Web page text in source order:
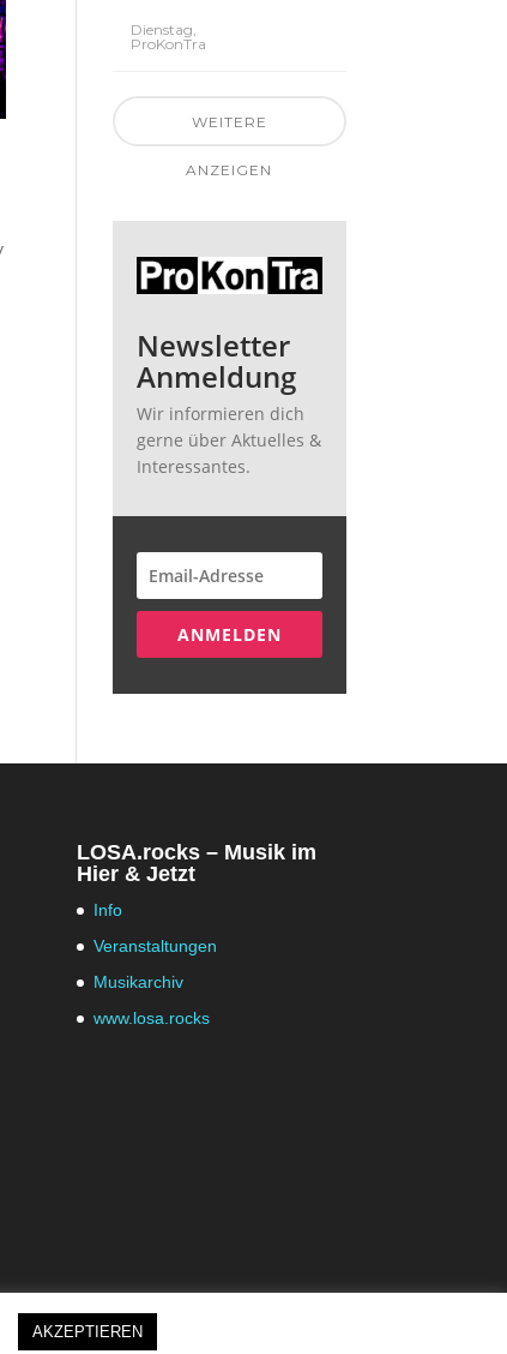
Dienstag,
ProKonTra
WEITERE
ANZEIGEN
Newsletter
Anmeldung
Wir informieren dich
gerne über Aktuelles &
Interessantes.
ANMELDEN
LOSA.rocks – Musik im
Hier & Jetzt
Info
Veranstaltungen
Musikarchiv
www.losa.rocks
AKZEPTIEREN